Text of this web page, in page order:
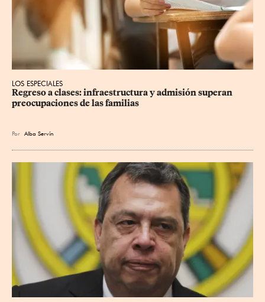
LOS ESPECIALES
Regreso a clases: infraestructura y admisión superan
preocupaciones de las familias
Por Alba Servín